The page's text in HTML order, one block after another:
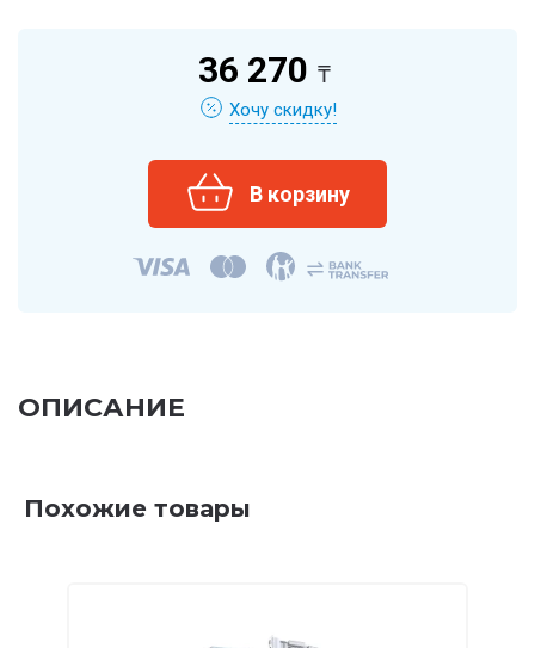
36 270 ₸
Хочу скидку!
ОПИСАНИЕ
Похожие товары